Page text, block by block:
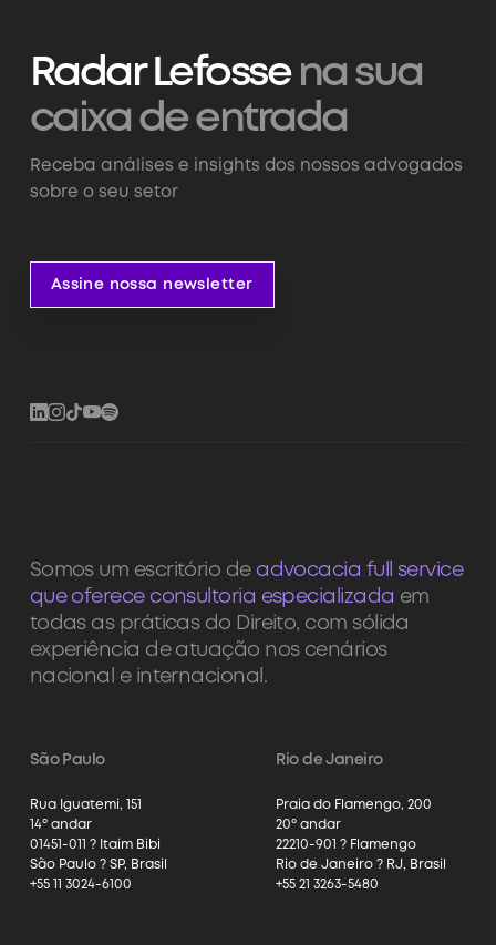
Radar Lefossena sua
caixa de entrada
Receba análises e insights dos nossos advogados
sobre o seu setor
Assine nossa newsletter
Somos um escritório de advocacia full service
que oferece consultoria especializada em
todas as práticas do Direito, com sólida
experiência de atuação nos cenários
nacional e internacional.
São Paulo
Rua Iguatemi, 151
14º andar
01451-011 ? Itaim Bibi
São Paulo ? SP, Brasil
+55 11 3024-6100
Rio de Janeiro
Praia do Flamengo, 200
20º andar
22210-901 ? Flamengo
Rio de Janeiro ? RJ, Brasil
+55 21 3263-5480